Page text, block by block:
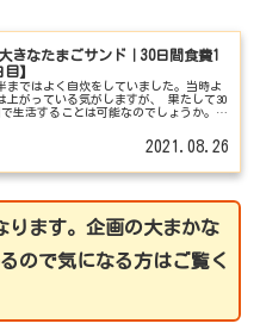
きなたまごサンド｜30日間食費1
】
まではよく自炊をしていました。当時よ
上がっている気がしますが、 果たして30
生活することは可能なのでしょうか。
2021.08.26
ります。企画の大まかな
ので気になる方はご覧く